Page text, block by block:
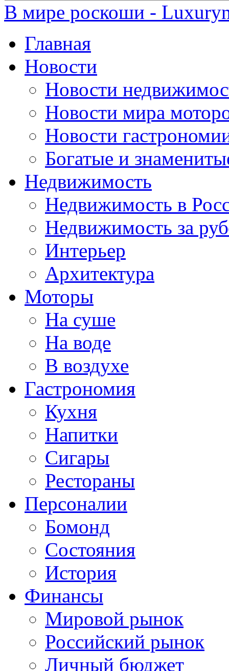
В мире роскоши -
Главная
Новости
Новости
Новости мира
Новости
Богатые и
Недвижимость
Недвижимость в
Недвижимость за
Интерьер
Архитектура
Моторы
На суше
На воде
В воздухе
Гастрономия
Кухня
Напитки
Сигары
Рестораны
Персоналии
Бомонд
Состояния
История
Финансы
Мировой рынок
Российский рынок
Личный бюджет